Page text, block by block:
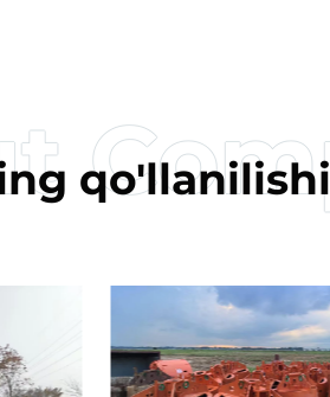
qo'llanilishi